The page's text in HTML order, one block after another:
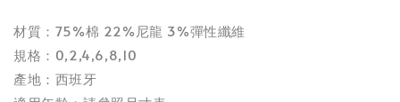
材質：75%棉 22%尼龍 3%彈性纖維
規格：0,2,4,6,8,10
產地：西班牙